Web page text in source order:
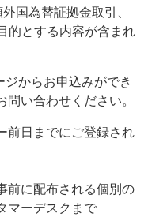
国為替証拠金取引、
的とする内容が含まれ
からお申込みができ
い合わせください。
前日までにご登録され
前に配布される個別の
マーデスクまで